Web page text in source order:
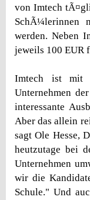
von Imtech
SchÃ¼lerinnen
werden. Neben
jeweils 100 EUR
Imtech ist mit
Unternehmen
interessante
Aber das allein
sagt Ole Hesse,
heutzutage bei
Unternehmen
wir die
Schule." Und